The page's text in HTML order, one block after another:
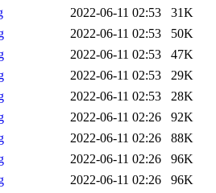
2022-06-11 02:53
31K
2022-06-11 02:53
50K
2022-06-11 02:53
47K
2022-06-11 02:53
29K
2022-06-11 02:53
28K
2022-06-11 02:26
92K
2022-06-11 02:26
88K
2022-06-11 02:26
96K
2022-06-11 02:26
96K